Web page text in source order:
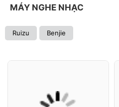
MÁY NGHE NHẠC
Ruizu Benjie